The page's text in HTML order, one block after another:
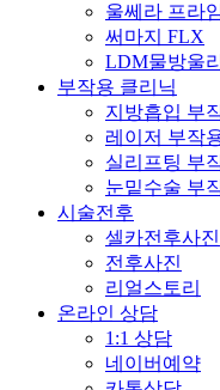
울쎄라 프라
써마지 FLX
LDM물방울
부작용 클리닉
지방흡입 부
레이저 부작
실리프팅 부
눈밑수술 부
시술전후
셀카전후사진
전후사진
리얼스토리
온라인 상담
1:1 상담
네이버예약